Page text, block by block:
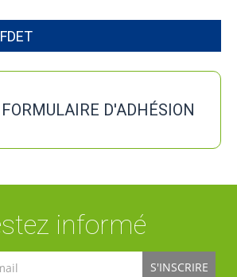
FORMULAIRE D'ADHÉSION
informé
S'INSCRIRE